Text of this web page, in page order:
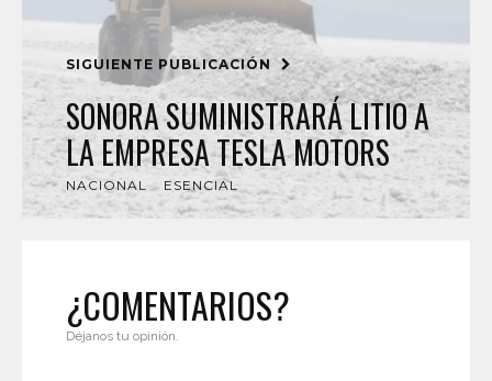
SIGUIENTE PUBLICACIÓN
SONORA SUMINISTRARÁ LITIO A
LA EMPRESA TESLA MOTORS
NACIONAL ESENCIAL
¿COMENTARIOS?
Déjanos tu opinión.